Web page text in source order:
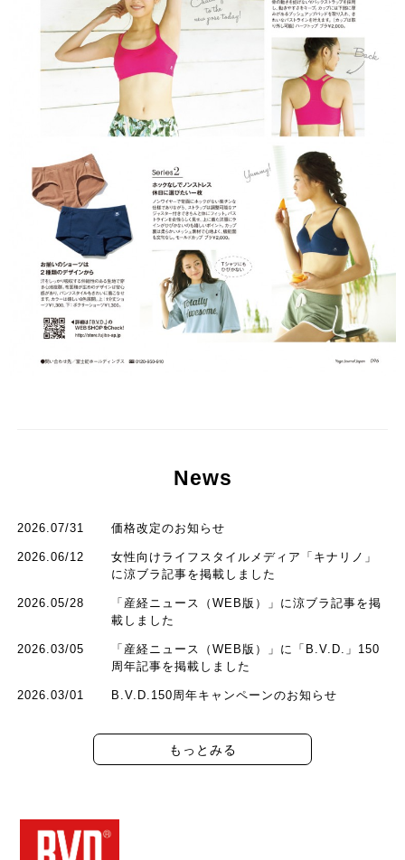
News
2026.07/31 価格改定のお知らせ
2026.06/12
女性向けライフスタイルメディア「キナリノ」
に涼ブラ記事を掲載しました
2026.05/28
「産経ニュース（WEB版）」に涼ブラ記事を掲
載しました
2026.03/05
「産経ニュース（WEB版）」に「B.V.D.」150
周年記事を掲載しました
2026.03/01 B.V.D.150周年キャンペーンのお知らせ
もっとみる